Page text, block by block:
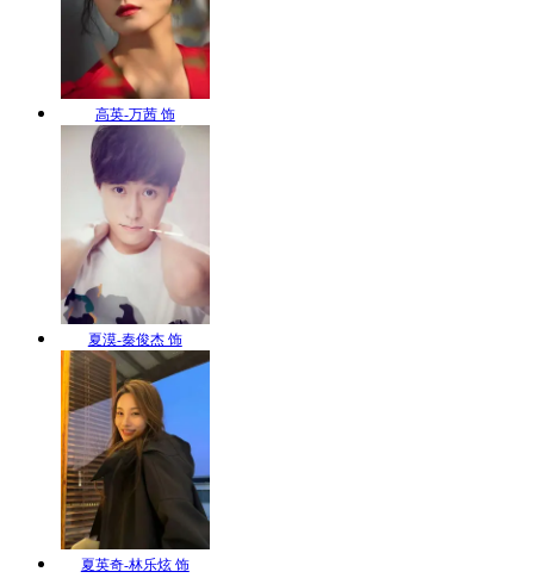
高英-万茜 饰
夏漠-秦俊杰 饰
夏英奇-林乐炫 饰